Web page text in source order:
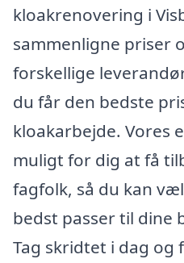
kloakrenovering i
sammenligne priser
forskellige
du får den bedste
kloakarbejde. Vores
muligt for dig at få
fagfolk, så du kan
bedst passer til dine
Tag skridtet i dag og